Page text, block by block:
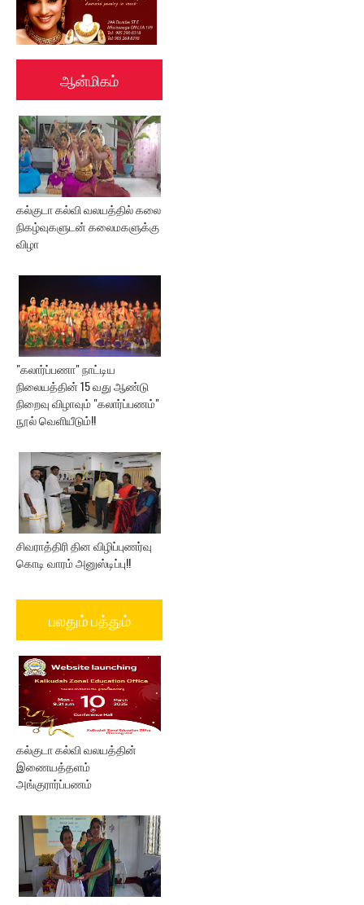
ஆன்மிகம்
கல்குடா கல்வி வலயத்தில் கலை
நிகழ்வுகளுடன் கலைமகளுக்கு
விழா
"கலார்ப்பணா" நாட்டிய
நிலையத்தின் 15 வது ஆண்டு
நிறைவு விழாவும் "கலார்ப்பணம்"
நூல் வெளியீடும்!!
சிவராத்திரி தின விழிப்புணர்வு
கொடி வாரம் அனுஸ்டிப்பு!!
பலதும் பத்தும்
கல்குடா கல்வி வலயத்தின்
இணையத்தளம்
அங்குரார்ப்பணம்